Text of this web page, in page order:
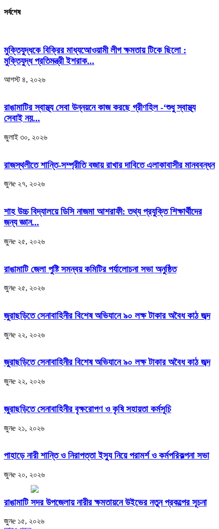
সর্বশেষ
মুক্তিযুদ্ধকে বিক্রির মাধ্যআেওয়ামী লীগ ক্ষমতায় টিকে ছিলো :
মুক্তিযুদ্ধ প্রতিমন্ত্রী ইশরাক...
আগস্ট ৪, ২০২৬
রাঙামাটির স্বাস্থ্য সেবা উন্নয়নে কাজ করছে গ্রীণহিল -‘শুধু স্বাস্থ্য
সেবাই নয়...
জুলাই ৩০, ২০২৬
রাজস্থলীতে শান্তি-সম্প্রীতি বজায় রাখার দাবিতে এলাকাবাসীর মানববন্ধন
জুনe ২৭, ২০২৬
শাহ উচ্চ বিদ্যালয়ে ডিসি নাজমা আশরাফী: তথ্য প্রযুক্তি শিক্ষার্থীদের
জন্য জ্ঞান...
জুনe ২৫, ২০২৬
রাঙামাটি জেলা পুষ্টি সমন্বয় কমিটির পর্যালোচনা সভা অনুষ্ঠিত
জুনe ২৫, ২০২৬
জুরাছড়িতে সেনাবাহিনীর বিশেষ অভিযানে ৯০ লক্ষ টাকার অবৈধ কাঠ জব্দ
জুনe ২২, ২০২৬
জুরাছড়িতে সেনাবাহিনীর বিশেষ অভিযানে ৯০ লক্ষ টাকার অবৈধ কাঠ জব্দ
জুনe ২২, ২০২৬
জুরাছড়িতে সেনাবাহিনীর বৃক্ষরোপণ ও কৃষি সহায়তা কর্মসূচি
জুনe ২১, ২০২৬
পাহাড়ে নারী শান্তি ও নিরাপত্তা ইস্যু নিয়ে পরামর্শ ও কর্মপরিকল্পনা সভা
জুনe ২০, ২০২৬
রাঙামাটি সদর উপজেলায় নারীর ক্ষমতায়নে উইভের নতুন প্রকল্পের সূচনা
জুনe ১৫, ২০২৬